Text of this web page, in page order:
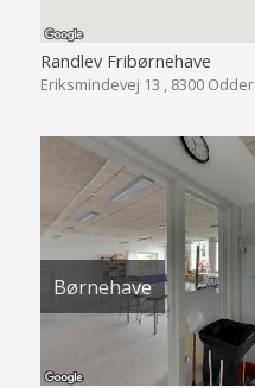
Randlev Fribørnehave
Eriksmindevej 13 , 8300 Odder
Børnehave